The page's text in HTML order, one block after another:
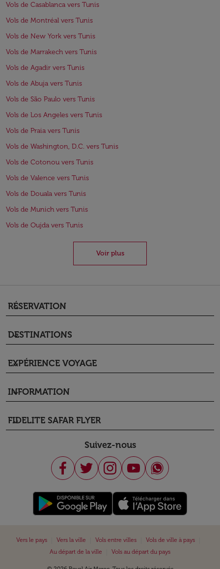
Vols de Casablanca vers Tunis
Vols de Montréal vers Tunis
Vols de New York vers Tunis
Vols de Marrakech vers Tunis
Vols de Agadir vers Tunis
Vols de Abuja vers Tunis
Vols de São Paulo vers Tunis
Vols de Los Angeles vers Tunis
Vols de Praia vers Tunis
Vols de Washington, D.C. vers Tunis
Vols de Cotonou vers Tunis
Vols de Valence vers Tunis
Vols de Douala vers Tunis
Vols de Munich vers Tunis
Vols de Oujda vers Tunis
Voir plus
RÉSERVATION
keyboard_arrow_down
DESTINATIONS
keyboard_arrow_down
EXPÉRIENCE VOYAGE
keyboard_arrow_down
INFORMATION
keyboard_arrow_down
FIDELITE SAFAR FLYER
keyboard_arrow_down
Suivez-nous
Vers le pays Vers la ville Vols entre villes Vols de ville à pays
Au départ de la ville
Vols au départ du pays